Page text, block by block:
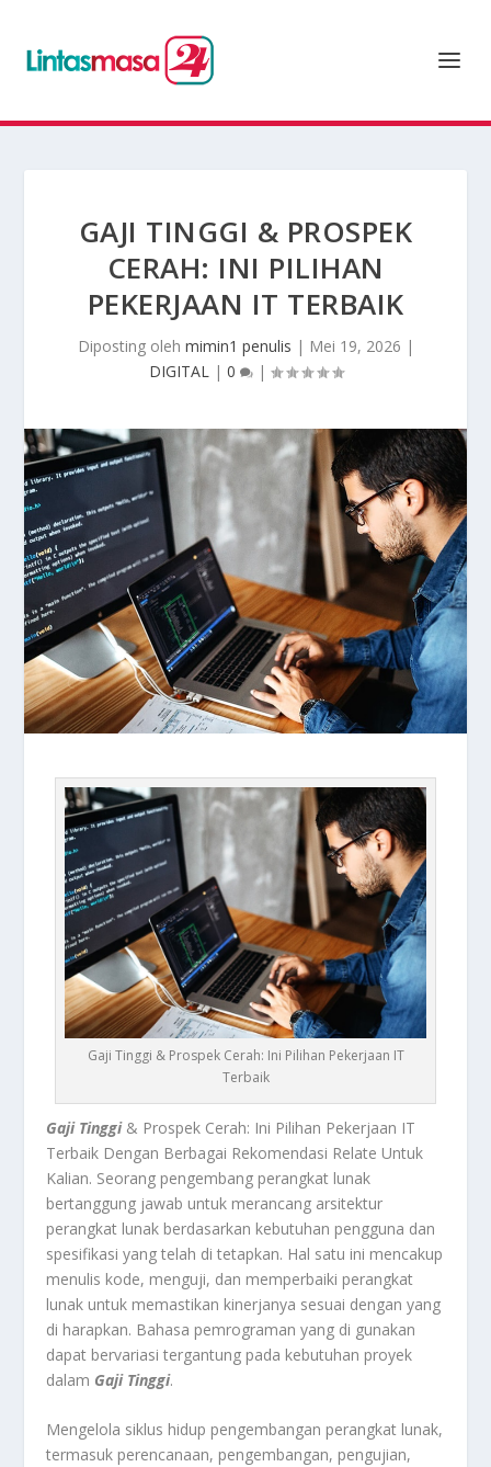
GAJI TINGGI & PROSPEK
CERAH: INI PILIHAN
PEKERJAAN IT TERBAIK
Diposting oleh mimin1 penulis | Mei 19, 2026 |
DIGITAL| 0 |
Gaji Tinggi & Prospek Cerah: Ini Pilihan Pekerjaan IT
Terbaik
Gaji Tinggi& Prospek Cerah: Ini Pilihan Pekerjaan IT
Terbaik Dengan Berbagai Rekomendasi Relate Untuk
Kalian. Seorang pengembang perangkat lunak
bertanggung jawab untuk merancang arsitektur
perangkat lunak berdasarkan kebutuhan pengguna dan
spesifikasi yang telah di tetapkan. Hal satu ini mencakup
menulis kode, menguji, dan memperbaiki perangkat
lunak untuk memastikan kinerjanya sesuai dengan yang
di harapkan. Bahasa pemrograman yang di gunakan
dapat bervariasi tergantung pada kebutuhan proyek
dalam Gaji Tinggi.
Mengelola siklus hidup pengembangan perangkat lunak,
termasuk perencanaan, pengembangan, pengujian,